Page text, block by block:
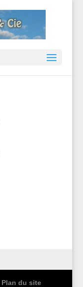
Plan du site